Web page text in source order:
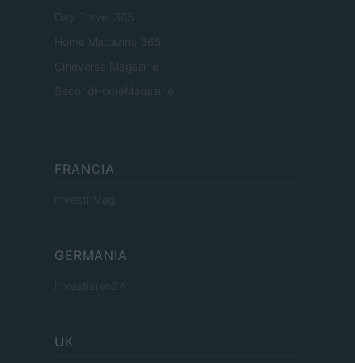
Day Travel 365
Home Magazine 365
Cineverse Magazine
SecondHomeMagazine
FRANCIA
InvestirMag
GERMANIA
Investieren24
UK